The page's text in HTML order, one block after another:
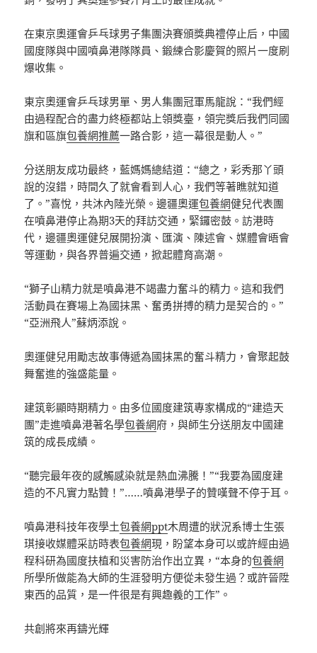
在東京奧運會乒乓球男子集團決賽頒獎典禮停止后，中國
國度隊與中國噴鼻港隊隊員、鍛練合影慶賀的照片一度刷
爆收集。
東京奧運會乒乓球男單、男人集團冠軍馬龍說：“我們經
由過程配合的盡力終極都站上領獎臺，領完獎后我們同國
旗和區旗包養網推薦一路合影，這一幕很是動人。”
分送朋友成功最終，藍媽媽總結道：“總之，彩秀那丫頭
說的沒錯，時間久了就會看到人心，我們等著瞧就知道
了。”喜悅，共沐內陸光榮。邊疆奧運包養網健兒代表團
在噴鼻港停止為期3天的拜訪交通，緊鑼密鼓。訪港時
代，邊疆奧運健兒展開扮演、匯演、陳述會、媒體會晤會
等運動，與各界普遍交通，掀起體育高潮。
“獅子山精力就是噴鼻港不竭盡力奮斗的精力。這和我們
活動員在賽場上為國抹黑、奮勇拼搏的精力是契合的。”
“亞洲飛人”蘇炳添說。
奧運健兒用勵志故事傳遞為國抹黑的奮斗精力，會聚起鼓
舞奮進的強盛能量。
建筑彰顯時期精力。由多位國度建筑專家構成的“建造天
團”走進噴鼻港著名學包養網府，與師生分送朋友中國建
筑的成長成績。
“聽完最年夜的感觸感染就是熱血沸騰！”“我要為國度建
造的不凡實力點贊！”……噴鼻港學子的贊嘆聲不停于耳。
噴鼻港科技年夜學土包養網ppt木周遭的狀況系博士生張
琪接收媒體采訪時表包養網現，盼望本身可以或許經由過
程科研為國度扶植和災害防治作出立異，“本身的包養網
所學所做能為大師的生涯發明方便從未發生過？或許晉陞
東西的品質，是一件很是有興趣義的工作”。
共創將來再鑄光輝